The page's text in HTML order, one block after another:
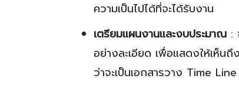
ความเป็นไปได้ที่จะได้รับงาน
เตรียมแผนงานและงบประมาณ :
อย่างละเอียด เพื่อแสดงให้เห็นถึ
ว่าจะเป็นเอกสารวาง Time